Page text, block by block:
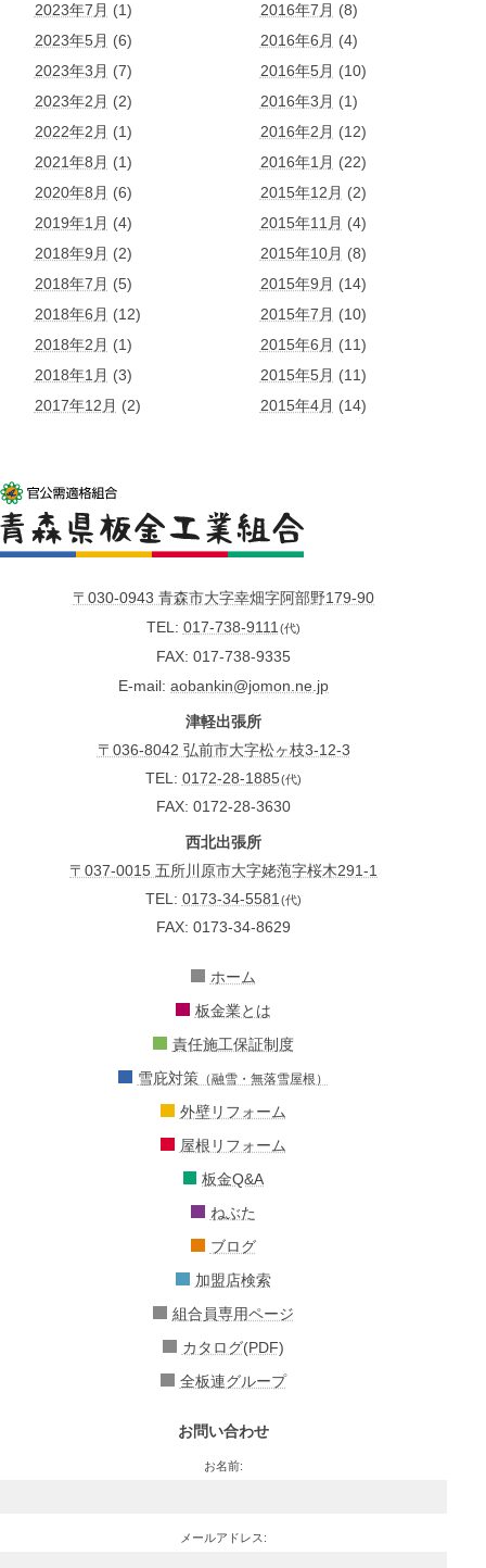
2023年7月 (1)
2023年5月 (6)
2023年3月 (7)
2023年2月 (2)
2022年2月 (1)
2021年8月 (1)
2020年8月 (6)
2019年1月 (4)
2018年9月 (2)
2018年7月 (5)
2018年6月 (12)
2018年2月 (1)
2018年1月 (3)
2017年12月 (2)
2016年7月 (8)
2016年6月 (4)
2016年5月 (10)
2016年3月 (1)
2016年2月 (12)
2016年1月 (22)
2015年12月 (2)
2015年11月 (4)
2015年10月 (8)
2015年9月 (14)
2015年7月 (10)
2015年6月 (11)
2015年5月 (11)
2015年4月 (14)
〒030-0943 青森市大字幸畑字阿部野179-90
TEL 017-738-9111(代)
FAX 017-738-9335
E-mail aobankin@jomon.ne.jp
津軽出張所
〒036-8042 弘前市大字松ヶ枝3-12-3
TEL: 0172-28-1885(代)
FAX: 0172-28-3630
西北出張所
〒037-0015 五所川原市大字姥萢字桜木291-1
TEL: 0173-34-5581 (代)
FAX: 0173-34-8629
ホーム
板金業とは
責任施工保証制度
雪庇対策（融雪・無落雪屋根）
外壁リフォーム
屋根リフォーム
板金Q&A
ねぶた
ブログ
加盟店検索
組合員専用ページ
カタログ(PDF)
全板連グループ
お問い合わせ
お名前:
メールアドレス: